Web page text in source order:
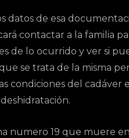
datos de esa
contactar a la familia
de lo ocurrido y ver si
se trata de la misma
condiciones del cadáver
numero 19 que muere